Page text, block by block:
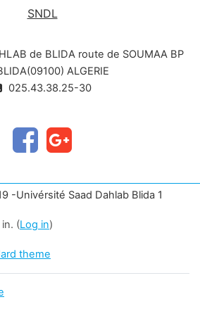
SNDL
de BLIDA route de SOUMAA BP
ALGERIE
025.43.38.25-30
-Univérsité Saad Dahlab Blida 1
(Log in)
theme